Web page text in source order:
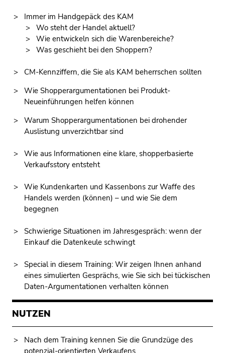
Immer im Handgepäck des KAM
Wo steht der Handel aktuell?
Wie entwickeln sich die Warenbereiche?
Was geschieht bei den Shoppern?
CM-Kennziffern, die Sie als KAM beherrschen sollten
Wie Shopperargumentationen bei Produkt-
Neueinführungen helfen können
Warum Shopperargumentationen bei drohender
Auslistung unverzichtbar sind
Wie aus Informationen eine klare, shopperbasierte
Verkaufsstory entsteht
Wie Kundenkarten und Kassenbons zur Waffe des
Handels werden (können) – und wie Sie dem
begegnen
Schwierige Situationen im Jahresgespräch: wenn der
Einkauf die Datenkeule schwingt
Special in diesem Training: Wir zeigen Ihnen anhand
eines simulierten Gesprächs, wie Sie sich bei tückischen
Daten-Argumentationen verhalten können
NUTZEN
Nach dem Training kennen Sie die Grundzüge des
potenzial-orientierten Verkaufens